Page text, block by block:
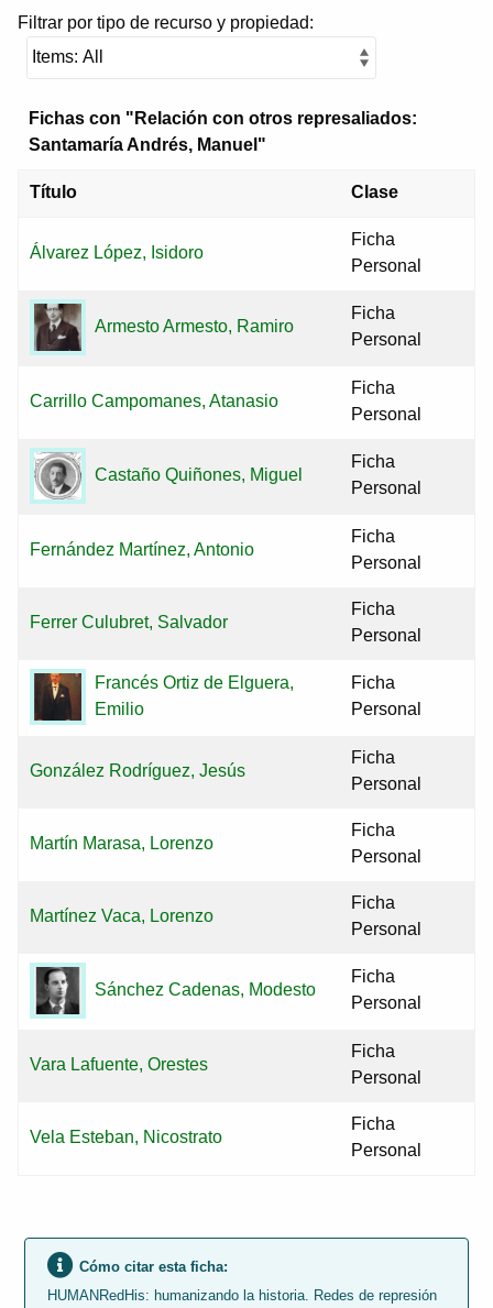
Filtrar por tipo de recurso y propiedad:
Fichas con "Relación con otros represaliados:
Santamaría Andrés, Manuel"
Título Clase
Álvarez López, Isidoro
Ficha
Personal
Armesto Armesto, Ramiro
Ficha
Personal
Carrillo Campomanes, Atanasio
Ficha
Personal
Castaño Quiñones, Miguel
Ficha
Personal
Fernández Martínez, Antonio
Ficha
Personal
Ferrer Culubret, Salvador
Ficha
Personal
Francés Ortiz de Elguera,
Emilio
Ficha
Personal
González Rodríguez, Jesús
Ficha
Personal
Martín Marasa, Lorenzo
Ficha
Personal
Martínez Vaca, Lorenzo
Ficha
Personal
Sánchez Cadenas, Modesto
Ficha
Personal
Vara Lafuente, Orestes
Ficha
Personal
Vela Esteban, Nicostrato
Ficha
Personal
Cómo citar esta ficha:
HUMANRedHis: humanizando la historia. Redes de represión